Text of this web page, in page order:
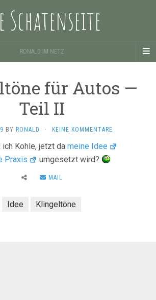
Schatenseite
RONALD IM NETZ
für Autos —
Teil II
BY RONALD · KEINE KOMMENTARE
Kohle, jetzt da meine Idee
Praxis umgesetzt wird?
MAIL
Idee Klingeltöne